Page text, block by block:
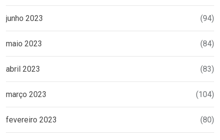
junho 2023 (94)
maio 2023 (84)
abril 2023 (83)
março 2023 (104)
fevereiro 2023 (80)